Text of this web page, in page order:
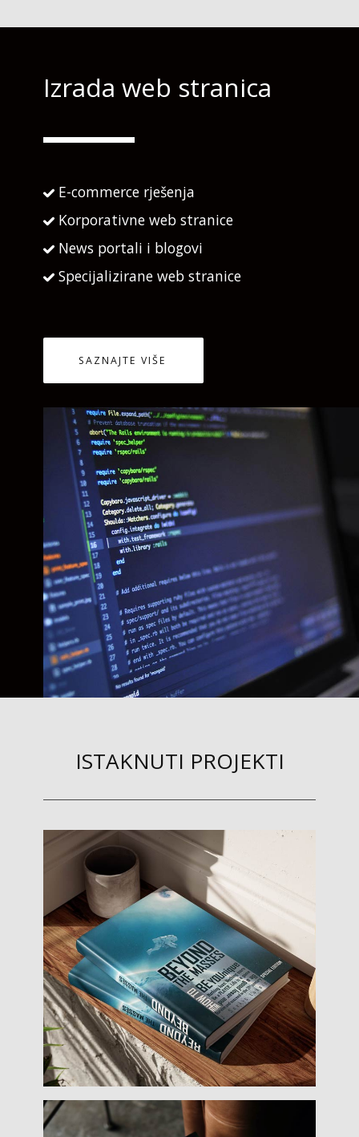
Izrada web stranica
E-commerce rješenja
Korporativne web stranice
News portali i blogovi
Specijalizirane web stranice
SAZNAJTE VIŠE
ISTAKNUTI PROJEKTI